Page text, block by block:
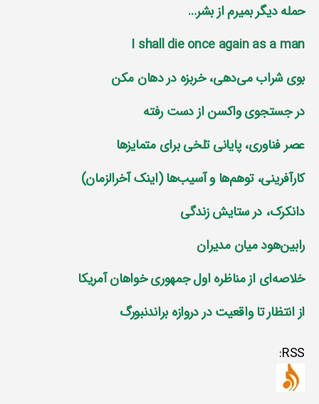
حمله دیگر بمیرم از بشر…
I shall die once again as a man
بوی شراب می‌دهی، خربزه در دهان مکن
در جستجوی واکسن از دست رفته
عصر فناوری، پایانی تلخی برای متمایز‌ها
کارآفرینی، توهم‌ها و آسیب‌ها (اینک آخرالزمان)
دانکرک، در ستایش زندگی
رابین‌هود میان مدیران
خلاصه‌ای از مناظره اول جمهوری خواهان آمریکا
از انتظار تا واقعیت در دروازه براندنبورگ
RSS: